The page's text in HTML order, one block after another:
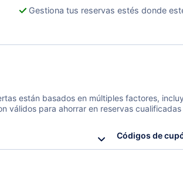
Gestiona tus reservas estés donde
están basados en múltiples factores,
válidos para ahorrar en reservas
Códigos de